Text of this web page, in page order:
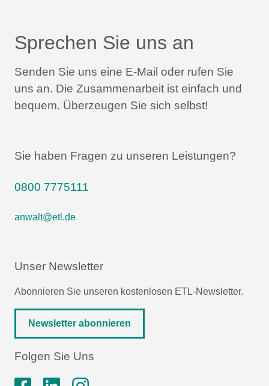
Sprechen Sie uns an
Senden Sie uns eine E-Mail oder rufen Sie
uns an. Die Zusammenarbeit ist einfach und
bequem. Überzeugen Sie sich selbst!
Sie haben Fragen zu unseren Leistungen?
0800 7775111
anwalt@etl.de
Unser Newsletter
Abonnieren Sie unseren kostenlosen ETL-Newsletter.
Newsletter abonnieren
Folgen Sie Uns